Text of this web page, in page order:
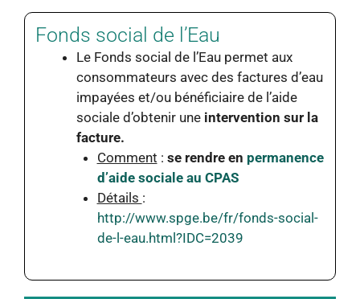
Fonds social de l’Eau
Le Fonds social de l’Eau permet aux
consommateurs avec des factures d’eau
impayées et/ou bénéficiaire de l’aide
sociale d’obtenir une intervention sur la
facture.
Comment : se rendre en permanence
d’aide sociale au CPAS
Détails :
http://www.spge.be/fr/fonds-social-
de-l-eau.html?IDC=2039